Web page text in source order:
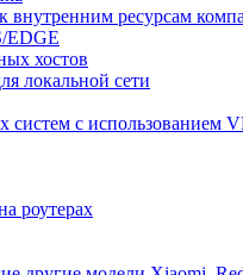
внутренним ресурсам
EDGE
хостов
локальной сети
систем с использованием
роутерах